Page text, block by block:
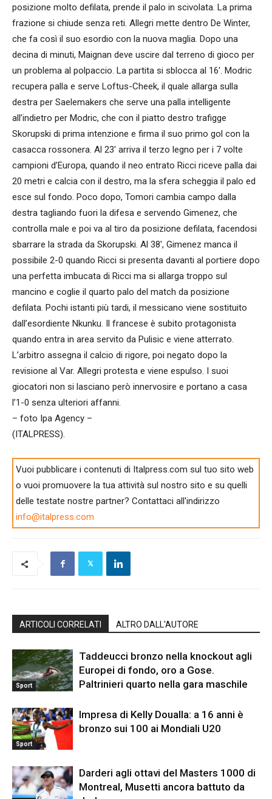
posizione molto defilata, prende il palo in scivolata. La prima
frazione si chiude senza reti. Allegri mette dentro De Winter,
che fa così il suo esordio con la nuova maglia. Dopo una
decina di minuti, Maignan deve uscire dal terreno di gioco per
un problema al polpaccio. La partita si sblocca al 16′. Modric
recupera palla e serve Loftus-Cheek, il quale allarga sulla
destra per Saelemakers che serve una palla intelligente
all’indietro per Modric, che con il piatto destro trafigge
Skorupski di prima intenzione e firma il suo primo gol con la
casacca rossonera. Al 23′ arriva il terzo legno per i 7 volte
campioni d’Europa, quando il neo entrato Ricci riceve palla dai
20 metri e calcia con il destro, ma la sfera scheggia il palo ed
esce sul fondo. Poco dopo, Tomori cambia campo dalla
destra tagliando fuori la difesa e servendo Gimenez, che
controlla male e poi va al tiro da posizione defilata, facendosi
sbarrare la strada da Skorupski. Al 38′, Gimenez manca il
possibile 2-0 quando Ricci si presenta davanti al portiere dopo
una perfetta imbucata di Ricci ma si allarga troppo sul
mancino e coglie il quarto palo del match da posizione
defilata. Pochi istanti più tardi, il messicano viene sostituito
dall’esordiente Nkunku. Il francese è subito protagonista
quando entra in area servito da Pulisic e viene atterrato.
L’arbitro assegna il calcio di rigore, poi negato dopo la
revisione al Var. Allegri protesta e viene espulso. I suoi
giocatori non si lasciano però innervosire e portano a casa
l’1-0 senza ulteriori affanni.
– foto Ipa Agency –
(ITALPRESS).
Vuoi pubblicare i contenuti di Italpress.com sul tuo sito web
o vuoi promuovere la tua attività sul nostro sito e su quelli
delle testate nostre partner? Contattaci all'indirizzo
info@italpress.com
ARTICOLI CORRELATI ALTRO DALL'AUTORE
Sport
Taddeucci bronzo nella knockout agli
Europei di fondo, oro a Gose.
Paltrinieri quarto nella gara maschile
Sport
Impresa di Kelly Doualla: a 16 anni è
bronzo sui 100 ai Mondiali U20
Darderi agli ottavi del Masters 1000 di
Montreal, Musetti ancora battuto da